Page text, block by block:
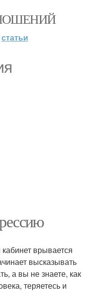
статьи
врывается
высказывать
а вы не знаете, как
теряетесь и